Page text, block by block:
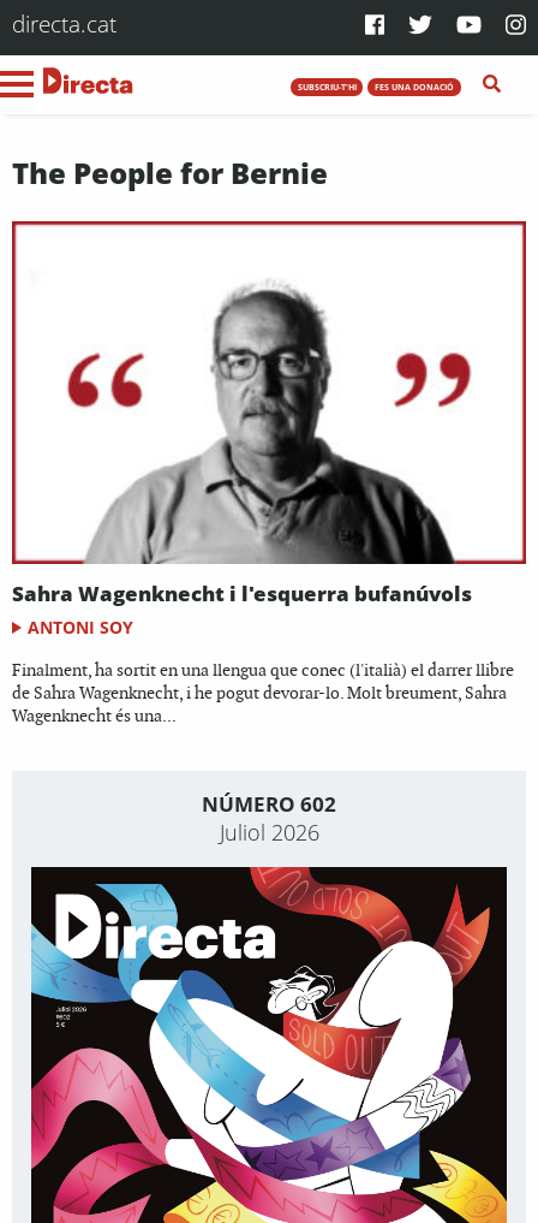
directa.cat
SUBSCRIU-T'HI FES UNA DONACIÓ
The People for Bernie
Sahra Wagenknecht i l'esquerra bufanúvols
ANTONI SOY
Finalment, ha sortit en una llengua que conec (l'italià) el darrer llibre
de Sahra Wagenknecht, i he pogut devorar-lo. Molt breument, Sahra
Wagenknecht és una...
NÚMERO 602
Juliol 2026